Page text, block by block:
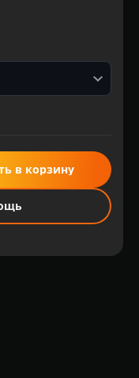
Добавить в корзину